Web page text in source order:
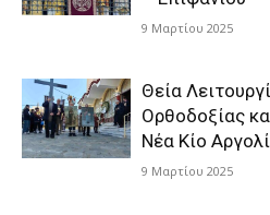
9 Μαρτίου 2025
Θεία
Ορθοδοξίας
Νέα Κίο
9 Μαρτίου 2025